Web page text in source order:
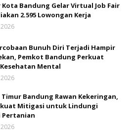
Kota Bandung Gelar Virtual Job Fair
2.595 Lowongan Kerja
Bunuh Diri Terjadi Hampir
Pemkot Bandung Perkuat
Mental
Timur Bandung Rawan Kekeringan,
Mitigasi untuk Lindungi
Pertanian